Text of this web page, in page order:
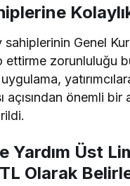
Genel
zorunluluğu
açısından önemli bir
Yardım Üst
Olarak